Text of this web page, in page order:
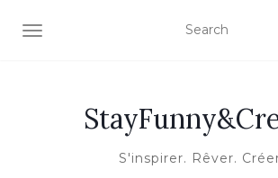
OUVRIR/FERMER LA NAVIGATION
S'inspirer. Rêver.